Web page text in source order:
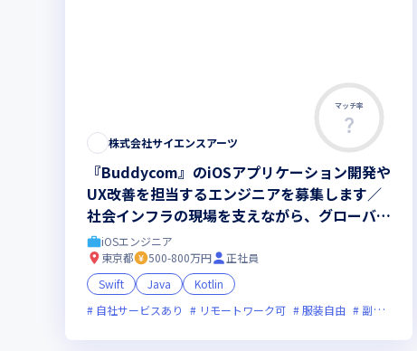
マッチ率
株式会社サイエンスアーツ
『Buddycom』のiOSアプリケーション開発や
UX改善を担当するエンジニアを募集します／
社会インフラの現場を支えながら、グローバル
な成長フェーズで力を発揮しませんか
iOSエンジニア
東京都
500-800万円
正社員
Swift
Java
Kotlin
自社サービスあり
リモートワーク可 服装自由 副業可